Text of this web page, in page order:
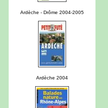
Ardèche - Drôme 2004-2005
Ardèche 2004